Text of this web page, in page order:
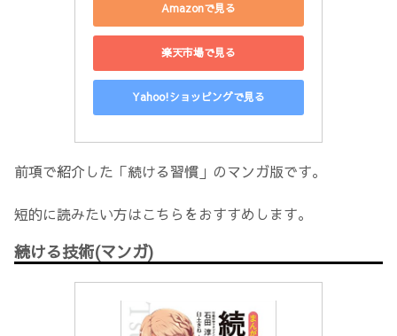
Amazonで見る
楽天市場で見る
Yahoo!ショッピングで見る
前項で紹介した「続ける習慣」のマンガ版です。
短的に読みたい方はこちらをおすすめします。
続ける技術(マンガ)